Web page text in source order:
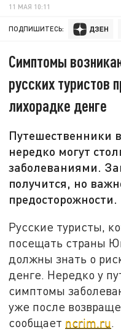
11 МАЯ 10:11
ПОДПИШИТЕСЬ:
Симптомы
русских туристов
лихорадке денге
Путешественники
нередко могут
заболеваниями.
получится, но
предосторожности.
Русские туристы,
посещать страны
должны знать о
денге. Нередко у
симптомы
уже после
сообщает ncrim.ru.